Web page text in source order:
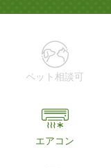
ペット相談可
エアコン